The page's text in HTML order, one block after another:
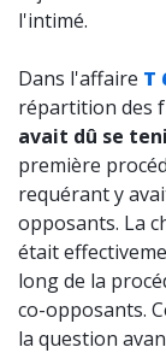
l'intimé.
Dans l'affaire T
répartition des
avait dû se
première
requérant y
opposants. La
était
long de la
co-opposants.
la question